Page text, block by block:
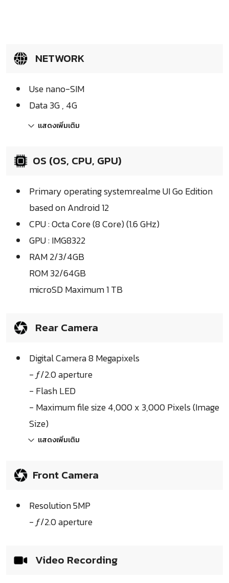
NETWORK
Use nano-SIM
Data 3G , 4G
แสดงเพิ่มเติม
OS (OS, CPU, GPU)
Primary operating systemrealme UI Go Edition
based on Android 12
CPU : Octa Core (8 Core) (1.6 GHz)
GPU : IMG8322
RAM 2/3/4GB
ROM 32/64GB
microSD Maximum 1 TB
Rear Camera
Digital Camera 8 Megapixels
- ƒ/2.0 aperture
- Flash LED
- Maximum file size 4,000 x 3,000 Pixels (Image
Size)
แสดงเพิ่มเติม
Front Camera
Resolution 5MP
- ƒ/2.0 aperture
Video Recording